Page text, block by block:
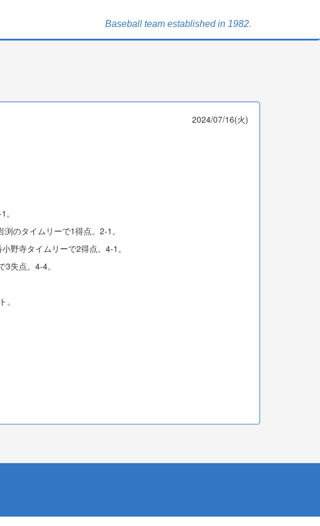
Baseball team established in 1982.
2024/07/16(火)
のタイムリーで1得点。2-1。
野寺タイムリーで2得点。4-1。
失点。4-4。